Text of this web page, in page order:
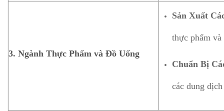
3. Ngành Thực Phẩm và Đồ Uống
Sản Xuất
thực phẩm
Chuẩn Bị
các dung